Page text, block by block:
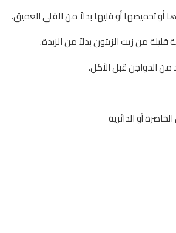
تحميصها أو قليها بدلاً من القلي العميق.
من زيت الزيتون بدلاً من الزبدة.
من الدواجن قبل الأكل.
أو الدائرية